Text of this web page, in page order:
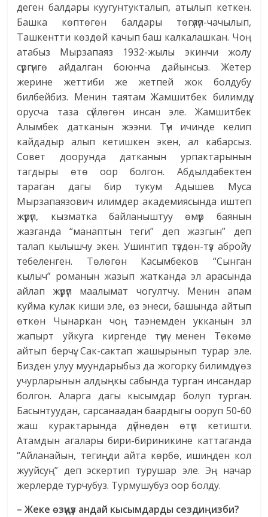
деген балдары куугунтукталып, атылып кеткен.
Башка көптөгөн балдары төгүлүп-чачылып,
Ташкентти көздөй качып баш калкалашкан. Чоң
атабыз Мырзапаяз 1932-жылы экинчи жолу
сүргүнгө айдалган боюнча дайынсыз. Жетер
жерине жеттиби же жетпей жок болдубу
билбейбиз. Менин таятам Жамшитбек билимдүү,
орусча таза сүйлөгөн инсан эле. Жамшитбек
Алымбек датканын жээни. Түн ичинде келип
кайдадыр алып кетишкен экен, ал кабарсыз.
Совет доорунда датканын урпактарынын
тагдыры өтө оор болгон. Абдылдабектен
тараган дагы бир тукум Адышев Муса
Мырзапаязович илимдер академиясында иштеп
жүрүп, кызматка байланыштуу өмүр баянын
жазганда “манаптын теги” деп жазгын” деп
талап кылышчу экен. Ушинтип түздөн-түз абройу
тебеленген. Төлөгөн Касымбеков “Сынган
кылыч” романын жазып жатканда эл арасында
айлап жүрүп маалымат чогултчу. Менин апам
куйма кулак киши эле, өз энеси, башында айтып
өткөн Чынаркан чоң таэнемден укканын эл
жапырт уйкуга киргенде түнү менен Төкөмө
айтып берчү. Сак-сактап жашырынып турар эле.
Бизден улуу муундарыбыз да жогорку билимдүү, өз
учурларынын алдыңкы сабында турган инсандар
болгон. Аларга дагы кысымдар болуп турган.
Басынтуудан, сарсанаадан баардыгы ооруп 50-60
жаш курактарында дүйнөдөн өтүп кетишти.
Атамдын агалары бири-бириникине каттаганда
“Айланайын, тегиңди айта көрбө, ишиңден кол
жууйсуң” деп эскертип турушар эле. Эң начар
жерлерде турчубуз. Турмушубуз оор болду.
– Жеке өзүңүз андай кысымдарды сездиңизби?